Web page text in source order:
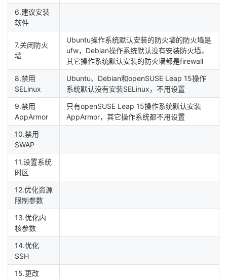
验
收
议
6.建议安装
软件
7.关闭防火
墙
Ubuntu操作系统默认安装的防火墙的防火墙是
ufw，Debian操作系统默认没有安装防火墙，
其它操作系统默认安装的防火墙都是firewall
8.禁用
SELinux
Ubuntu、Debian和openSUSE Leap 15操作
系统默认没有安装SELinux，不用设置
9.禁用
AppArmor
只有openSUSE Leap 15操作系统默认安装
AppArmor，其它操作系统都不用设置
10.禁用
SWAP
11.设置系统
时区
12.优化资源
限制参数
13.优化内
核参数
14.优化
SSH
15.更改